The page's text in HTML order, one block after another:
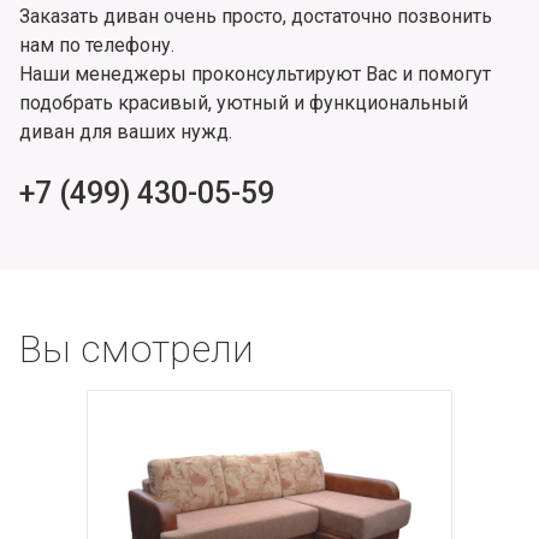
Заказать диван очень просто, достаточно позвонить
нам по телефону.
Наши менеджеры проконсультируют Вас и помогут
подобрать красивый, уютный и функциональный
диван для ваших нужд.
+7 (499) 430-05-59
Вы смотрели